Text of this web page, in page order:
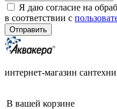
Я даю согласие на
в соответствии с
интернет-магазин
В вашей корзине